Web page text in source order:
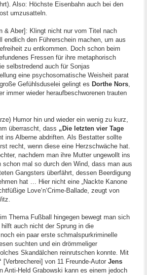
Also: Höchste Eisenbahn auch bei den
umzusatteln.
& Aber]: Klingt nicht nur vom Titel nach
den Führerschein machen, um aus
zu entkommen. Doch schon beim
Fressen für ihre metaphorisch
selbstredend auch für Sonjas
eine psychosomatische Weisheit parat
Gefühlsduselei gelingt es Dorthe Nors,
immer wieder heraufbeschworenen trauten
Humor hin und wieder ein wenig zu kurz,
überrascht, dass „Die letzten vier Tage
ins Alberne abdriften. Als Bestatter sollte
recht, wenn diese eine Herzschwäche hat.
nachdem man ihre Mutter ungewollt ins
mal so durch den Wind, dass man aus
Gangsters überfährt, dessen Beerdigung
hat … Hier nicht eine „Nackte Kanone
Love‘n‘Crime-Ballade, zeugt von
Thema Fußball hingegen bewegt man sich
auch nicht der Sprung in die
ein paar erste schmalspurkriminelle
suchten und ein drömmeliger
Skandälchen reinrutschen konnte. Mit
[Verbrecherei] von 11 Freunde-Autor Jens
Anti-Held Grabowski kann es einem jedoch